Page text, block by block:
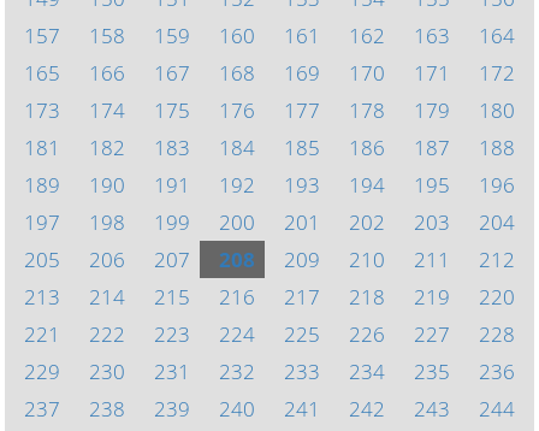
157
158 159 160 161 162 163
164
165
166 167 168 169 170 171
172
173
174 175 176 177 178 179
180
181
182 183 184 185 186 187
188
189
190 191 192 193 194 195
196
197
198 199 200 201 202 203
204
205
206 207 208 209 210 211
212
213
214 215 216 217 218 219
220
221
222 223 224 225 226 227
228
229
230 231 232 233 234 235
236
237
238 239 240 241 242 243
244